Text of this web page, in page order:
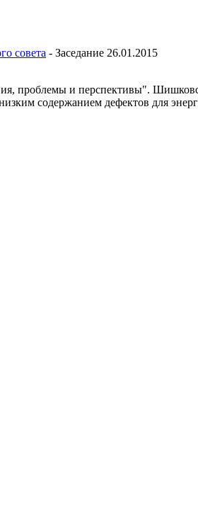
совета - Заседание 26.01.2015
проблемы и перспективы".
содержанием дефектов для